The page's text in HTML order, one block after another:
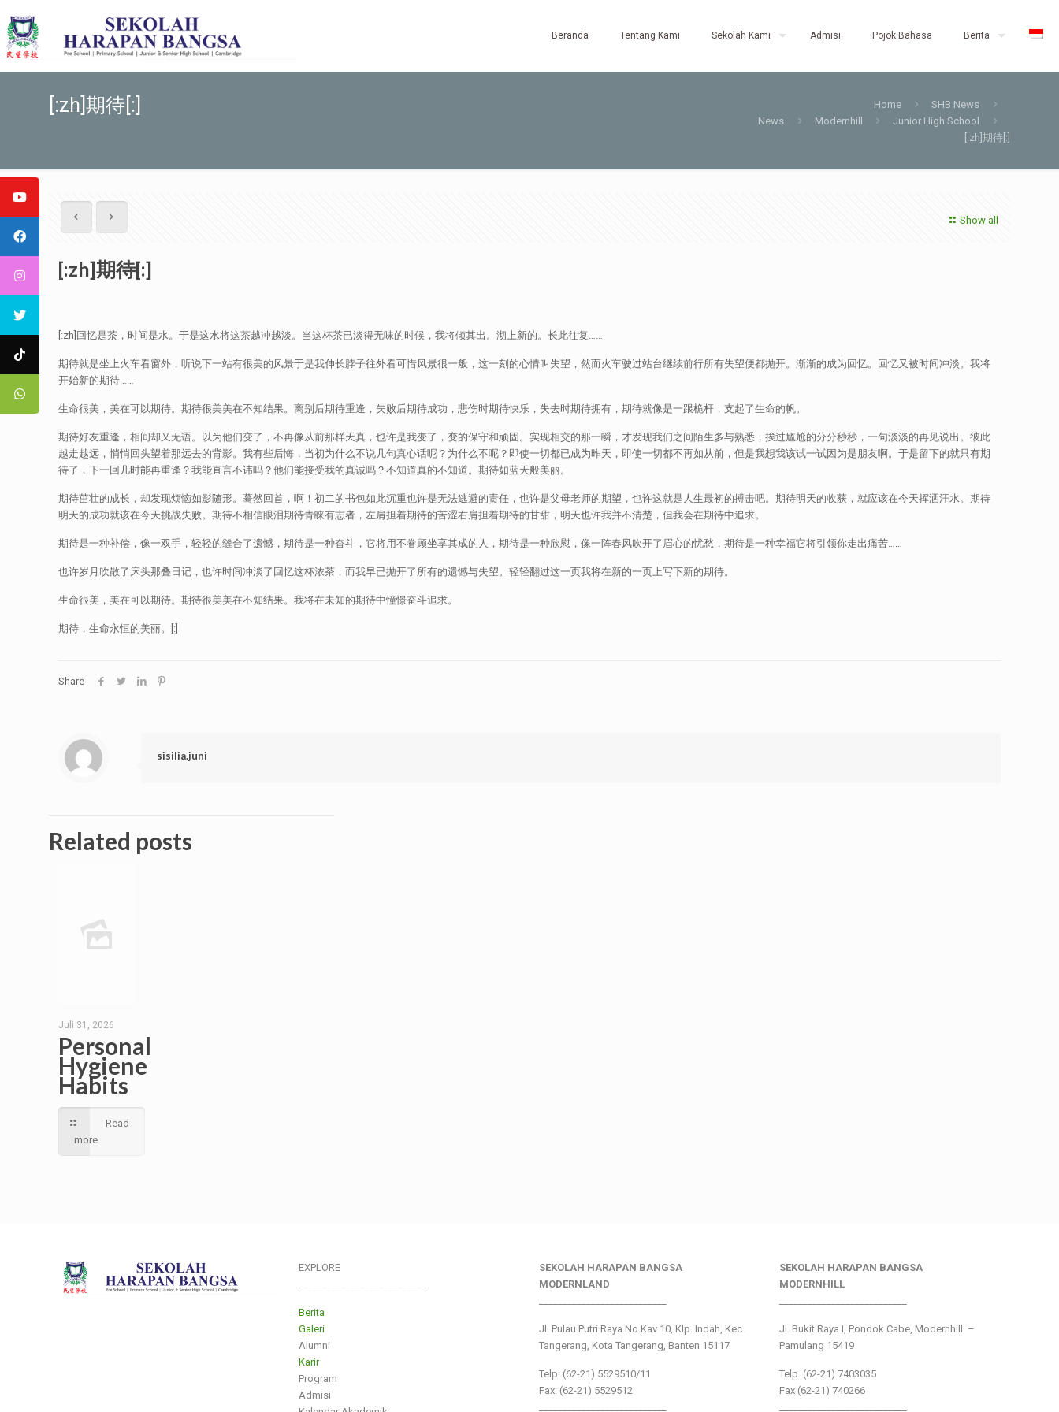
Beranda Tentang Kami Sekolah Kami Admisi Pojok Bahasa Berita
[:zh]期待[:] Home
SHB News
News
Modernhill
Junior High School
[:zh]期待[:]
Show all
[:zh]期待[:]
[:zh]回忆是茶，时间是水。于是这水将这茶越冲越淡。当这杯茶已淡得无味的时候，我将倾其出。沏上新的。长此往复……
期待就是坐上火车看窗外，听说下一站有很美的风景于是我伸长脖子往外看可惜风景很一般，这一刻的心情叫失望，然而火车驶过站台继续前行所有失望便都抛开。渐渐的成为回忆。回忆又被时间冲淡。我将
开始新的期待……
生命很美，美在可以期待。期待很美美在不知结果。离别后期待重逢，失败后期待成功，悲伤时期待快乐，失去时期待拥有，期待就像是一跟桅杆，支起了生命的帆。
期待好友重逢，相间却又无语。以为他们变了，不再像从前那样天真，也许是我变了，变的保守和顽固。实现相交的那一瞬，才发现我们之间陌生多与熟悉，挨过尴尬的分分秒秒，一句淡淡的再见说出。彼此
越走越远，悄悄回头望着那远去的背影。我有些后悔，当初为什么不说几句真心话呢？为什么不呢？即使一切都已成为昨天，即使一切都不再如从前，但是我想我该试一试因为是朋友啊。于是留下的就只有期
待了，下一回几时能再重逢？我能直言不讳吗？他们能接受我的真诚吗？不知道真的不知道。期待如蓝天般美丽。
期待茁壮的成长，却发现烦恼如影随形。蓦然回首，啊！初二的书包如此沉重也许是无法逃避的责任，也许是父母老师的期望，也许这就是人生最初的搏击吧。期待明天的收获，就应该在今天挥洒汗水。期待
明天的成功就该在今天挑战失败。期待不相信眼泪期待青睐有志者，左肩担着期待的苦涩右肩担着期待的甘甜，明天也许我并不清楚，但我会在期待中追求。
期待是一种补偿，像一双手，轻轻的缝合了遗憾，期待是一种奋斗，它将用不眷顾坐享其成的人，期待是一种欣慰，像一阵春风吹开了眉心的忧愁，期待是一种幸福它将引领你走出痛苦……
也许岁月吹散了床头那叠日记，也许时间冲淡了回忆这杯浓茶，而我早已抛开了所有的遗憾与失望。轻轻翻过这一页我将在新的一页上写下新的期待。
生命很美，美在可以期待。期待很美美在不知结果。我将在未知的期待中憧憬奋斗追求。
期待，生命永恒的美丽。[:]
Share
sisilia.juni
Related posts
Juli 31, 2026
Personal
Hygiene
Habits
Read
more
EXPLORE
Berita
Galeri
Alumni
Karir
Program
Admisi
SEKOLAH HARAPAN BANGSA
MODERNLAND
Jl. Pulau Putri Raya No.Kav 10, Klp. Indah, Kec.
Tangerang, Kota Tangerang, Banten 15117
Telp: (62-21) 5529510/11
Fax: (62-21) 5529512
SEKOLAH HARAPAN BANGSA
MODERNHILL
Jl. Bukit Raya I, Pondok Cabe, Modernhill –
Pamulang 15419
Telp. (62-21) 7403035
Fax (62-21) 740266